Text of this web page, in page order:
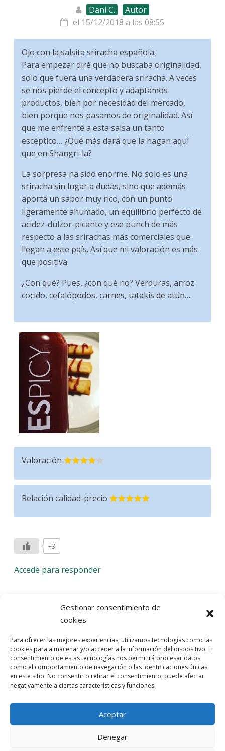
Gestionar consentimiento de
cookies
Para ofrecer las mejores experiencias, utilizamos tecnologías como las
cookies para almacenar y/o acceder a la información del dispositivo. El
consentimiento de estas tecnologías nos permitirá procesar datos
como el comportamiento de navegación o las identificaciones únicas
en este sitio. No consentir o retirar el consentimiento, puede afectar
negativamente a ciertas características y funciones.
Aceptar
Denegar
Dani C.
Autor
el 15/12/2018 a las 08:55
Ojo con la salsita sriracha española.
Para empezar diré que no buscaba originalidad,
solo que fuera una verdadera sriracha. A veces
se nos pierde el concepto y adaptamos
productos, bien por necesidad del mercado,
bien porque nos pasamos de originalidad. Así
que me enfrenté a esta salsa un tanto
escéptico… ¿Qué más dará que la hagan aquí
que en Shangri-la?
La sorpresa ha sido enorme. No solo es una
sriracha sin lugar a dudas, sino que además
aporta un sabor muy rico, con un punto
ligeramente ahumado, un equilibrio perfecto de
acidez-dulzor-picante y ese punch de más
respecto a las srirachas más comerciales que
llegan a este país. Así que mi valoración es más
que positiva.
¿Con qué? Pues, ¿con qué no? Verduras, arroz
cocido, cefalópodos, carnes, tatakis de atún….
Valoración
Relación calidad-precio
+3
Accede para responder
Deja una respuesta
comentario.
Entra con tu red social
He leído y acepto laPolítica de Privacidad